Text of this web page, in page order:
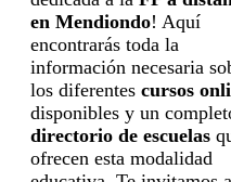
en Mendiondo! Aquí
encontrarás toda la
información necesaria
los diferentes cursos
disponibles y un
directorio de escuelas
ofrecen esta modalidad